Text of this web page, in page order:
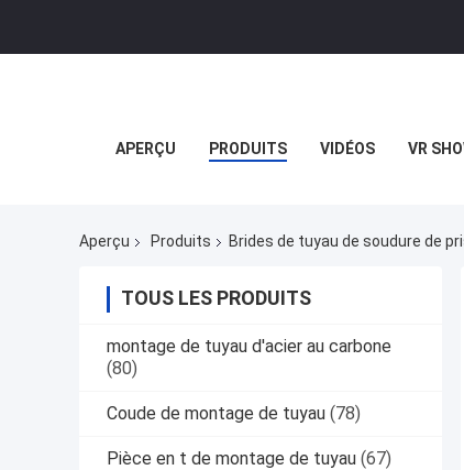
APERÇU PRODUITS VIDÉOS VR
Aperçu Produits Brides de tuyau de soudure de
TOUS LES PRODUITS
montage de tuyau d'acier au carbone
(80)
Coude de montage de tuyau (78)
Pièce en t de montage de tuyau (67)